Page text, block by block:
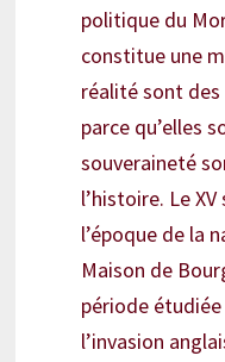
politique du
constitue une
réalité sont
parce qu’elles
souveraineté
l’histoire. Le
l’époque de la
Maison de
période
l’invasion